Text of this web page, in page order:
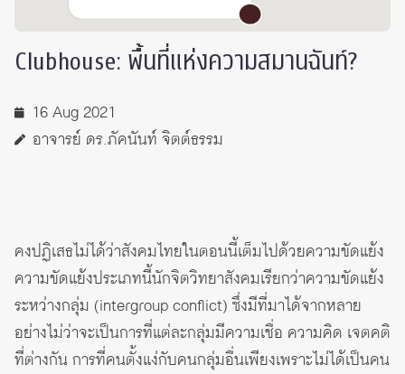
Clubhouse: พื้นที่แห่งความสมานฉันท์?
16 Aug 2021
อาจารย์ ดร.ภัคนันท์ จิตต์ธรรม
คงปฏิเสธไม่ได้ว่าสังคมไทยในตอนนี้เต็มไปด้วยความขัดแย้ง
ความขัดแย้งประเภทนี้นักจิตวิทยาสังคมเรียกว่าความขัดแย้ง
ระหว่างกลุ่ม (intergroup conflict) ซึ่งมีที่มาได้จากหลาย
อย่างไม่ว่าจะเป็นการที่แต่ละกลุ่มมีความเชื่อ ความคิด เจตคติ
ที่ต่างกัน การที่คนตั้งแง่กับคนกลุ่มอื่นเพียงเพราะไม่ได้เป็นคน